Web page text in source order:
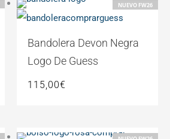
NUEVO FW26
Bandolera Devon Negra
Logo De Guess
115,00€